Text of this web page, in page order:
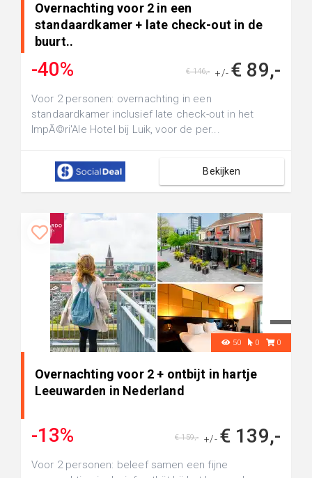
Overnachting voor 2 in een
standaardkamer + late check-out in de
buurt..
-40% +/- € 89,-
€ 146,-
Voor 2 personen: overnachting in een
standaardkamer inclusief late check-out in het
ImpÃ©ri'Ale Hotel bij Luik, voor de per...
Bekijken
50 0 0
Overnachting voor 2 + ontbijt in hartje
Leeuwarden in Nederland
-13% +/- € 139,-
€ 159,-
Voor 2 personen: beleef samen een fijne